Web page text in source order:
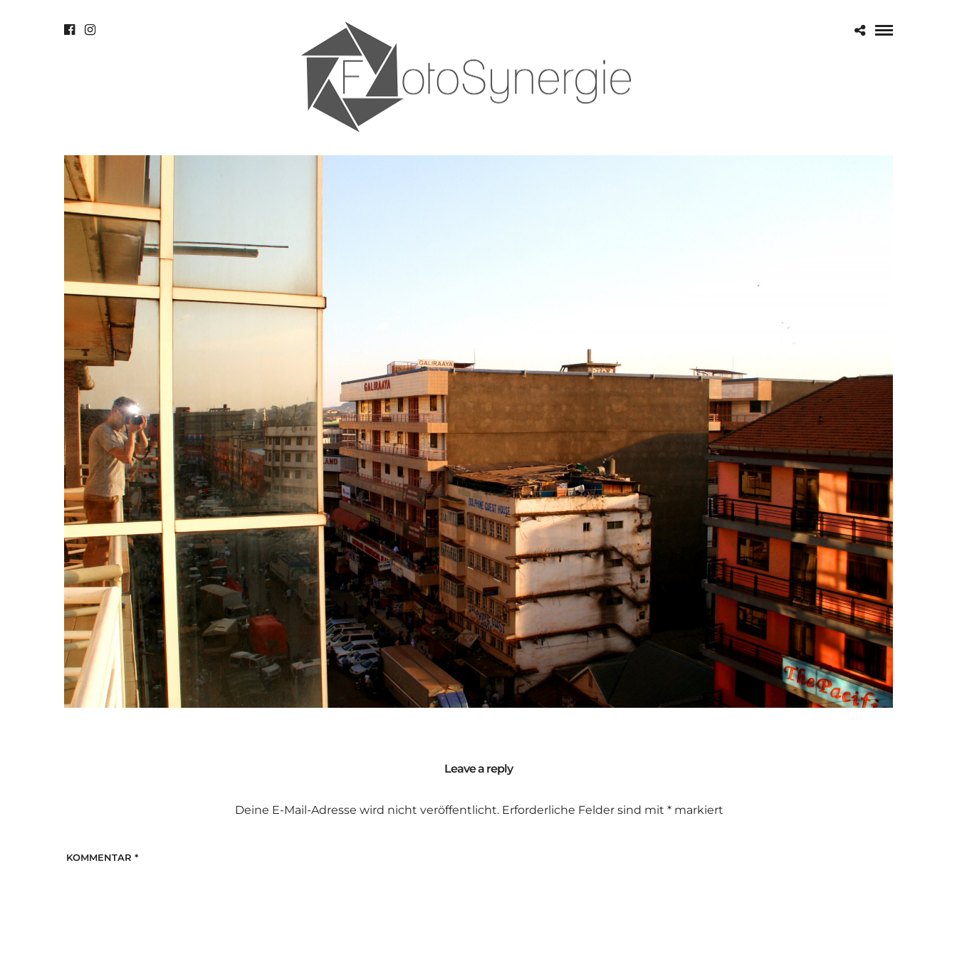
Leave a reply
Deine E-Mail-Adresse wird nicht veröffentlicht. Erforderliche Felder sind mit* markiert
KOMMENTAR *